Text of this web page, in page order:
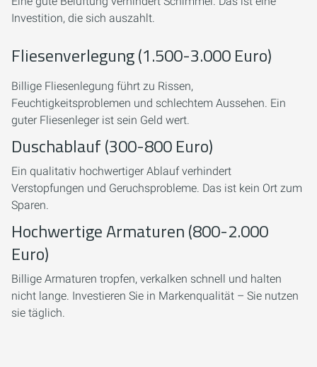
Investition, die sich auszahlt.
Fliesenverlegung (1.500-3.000 Euro)
Billige Fliesenlegung führt zu Rissen,
Feuchtigkeitsproblemen und schlechtem Aussehen. Ein
guter Fliesenleger ist sein Geld wert.
Duschablauf (300-800 Euro)
Ein qualitativ hochwertiger Ablauf verhindert
Verstopfungen und Geruchsprobleme. Das ist kein Ort zum
Sparen.
Hochwertige Armaturen (800-2.000
Euro)
Billige Armaturen tropfen, verkalken schnell und halten
nicht lange. Investieren Sie in Markenqualität – Sie nutzen
sie täglich.